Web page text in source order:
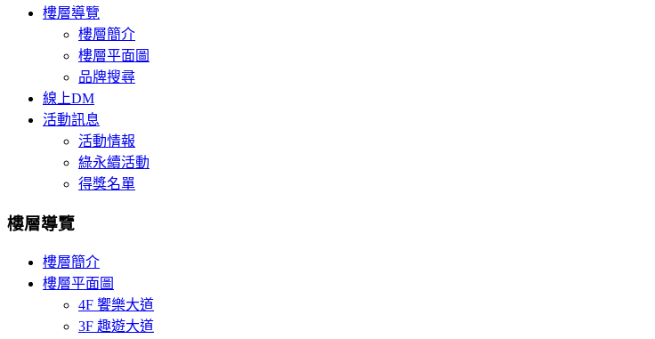
樓層導覽
樓層簡介
樓層平面圖
品牌搜尋
線上DM
活動訊息
活動情報
綠永續活動
得獎名單
樓層導覽
樓層簡介
樓層平面圖
4F 饗樂大道
3F 趣遊大道